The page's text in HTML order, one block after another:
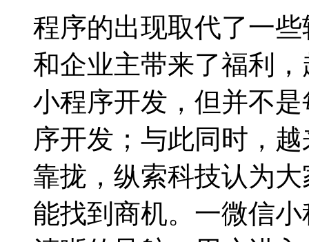
程序的出现取代了一
和企业主带来了福利
小程序开发，但并不
序开发；与此同时，
靠拢，纵索科技认为
能找到商机。一微信